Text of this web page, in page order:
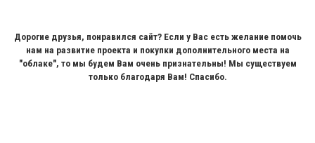
Дорогие друзья, понравился сайт? Если у Вас есть желание помочь
нам на развитие проекта и покупки дополнительного места на
"облаке", то мы будем Вам очень признательны! Мы существуем
только благодаря Вам! Спасибо.